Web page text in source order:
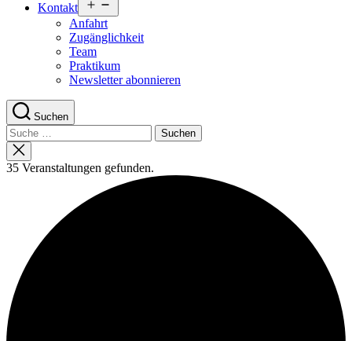
Kontakt
öffnen
Anfahrt
Zugänglichkeit
Team
Praktikum
Newsletter abonnieren
Suchen
Suche
nach:
Suche
schließen
35 Veranstaltungen gefunden.